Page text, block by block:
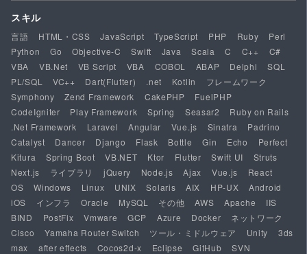
スキル
言語 HTML・CSS JavaScript TypeScript PHP Ruby
Perl
Python
Go Objective-C Swift Java Scala C C++
C#
VBA
VB.Net VB Script VBA COBOL ABAP Delphi
SQL
PL/SQL
VC++ Dart(Flutter) .net Kotlin
フレームワーク
Symphony
Zend Framework CakePHP
FuelPHP
CodeIgniter
Play Framework Spring Seasar2
Ruby on Rails
.Net Framework
Laravel Angular Vue.js Sinatra
Padrino
Catalyst
Dancer Django Flask Bottle Gin Echo
Perfect
Kitura
Spring Boot VB.NET Ktor Flutter Swift UI
Struts
Next.js
ライブラリ jQuery Node.js Ajax Vue.js
React
OS
Windows Linux UNIX Solaris AIX HP-UX
Android
iOS
インフラ Oracle MySQL その他 AWS Apache
IIS
BIND
PostFix Vmware GCP Azure Docker
ネットワーク
Cisco
Yamaha Router Switch ツール・ミドルウェア Unity
3ds
max
after effects Cocos2d-x Eclipse GitHub
SVN